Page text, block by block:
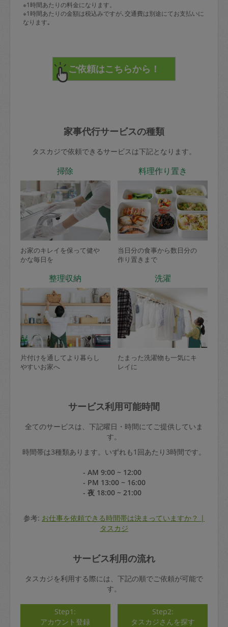
※1時間あたりの料金になります。
※1時間あたりの金額は税込みですが､交通費は別途にてお支払いに
なります｡
家事代行サービスの種類
タスカジで依頼できるサービスは下記となります。
掃除
お家のキレイを保って健や
かな毎日を
料理作り置き
当日分の食事から数日分の
作り置きまで
整理収納
片付けを通してより暮らし
やすいお家へ
洗濯
たまった洗濯物も一気にキ
レイに
サービス利用可能時間
全てのサービスは、下記曜日・時間にてご提供していま
す。
時間帯は3種類あります。いずれも1回あたり3時間です。
- AM 9:00 ~ 12:00
- PM 13:00 ~ 16:00
- 夜 18:00 ~ 21:00
参考: お仕事を依頼できる時間帯は決まっていますか？ |
タスカジ
サービス利用の流れ
タスカジを利用する際には、下記の順でご依頼が可能で
す。
Step1:
アカウント登録
Step2:
タスカジさんを探す